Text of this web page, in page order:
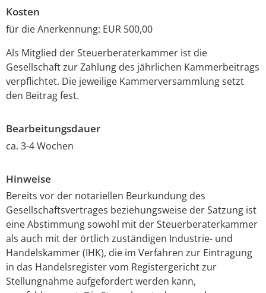
Kosten
für die Anerkennung: EUR 500,00
Als Mitglied der Steuerberaterkammer ist die
Gesellschaft zur Zahlung des jährlichen Kammerbeitrags
verpflichtet. Die jeweilige Kammerversammlung setzt
den Beitrag fest.
Bearbeitungsdauer
ca. 3-4 Wochen
Hinweise
Bereits vor der notariellen Beurkundung des
Gesellschaftsvertrages beziehungsweise der Satzung ist
eine Abstimmung sowohl mit der Steuerberaterkammer
als auch mit der örtlich zuständigen Industrie- und
Handelskammer (IHK), die im Verfahren zur Eintragung
in das Handelsregister vom Registergericht zur
Stellungnahme aufgefordert werden kann,